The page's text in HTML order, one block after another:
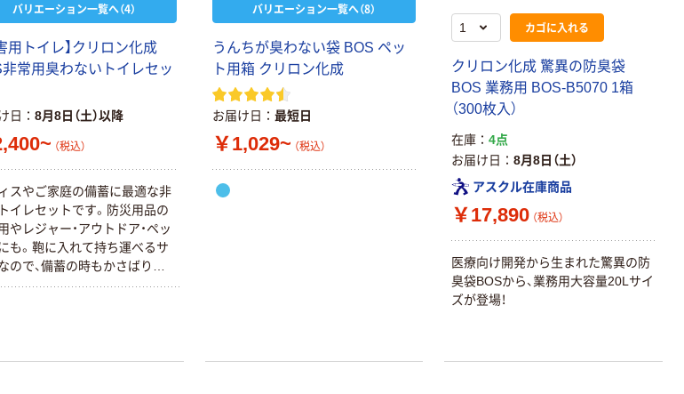
バリエーション一覧へ（4）
用トイレ】クリロン化成
非常用臭わないトイレセッ
日 8月8日（土）以降
（税込）
スやご家庭の備蓄に最適な非
イレセットです。防災用品の
やレジャー・アウトドア・ペッ
も。鞄に入れて持ち運べるサ
ので、備蓄の時もかさばりま
バリエーション一覧へ（8）
うんちが臭わない袋 BOS ペッ
ト用箱 クリロン化成
お届け日 最短日
￥1,029~ （税込）
カゴに入れる
クリロン化成 驚異の防臭袋
BOS 業務用 BOS-B5070 1箱
（300枚入）
在庫
4点
お届け日
8月8日（土）
アスクル在庫商品
￥17,890 （税込）
医療向け開発から生まれた驚異の防
臭袋BOSから、業務用大容量20Lサイ
ズが登場！
銘水 ナチュ
ー 500ml
プシール
2Lラベル
10本
ルクタイプ
薬部外品
（税込）
リー 天然
ネラルウォ
（税込）
ペーパータオル
再生紙 200枚
FSC認証紙 アス
クルオリジナル
￥143~ （税込）
ティッシュペー
パー ボックス
モカ 200組 5個
アスクル オリジ
ナルティッシュ
PEFC認証
￥428~
オリジナル
【アスクル限定】
ー 粉なし（パ
【ガムテープ】ア
カラ 厚さ
アスクル プラス
チックグローブ
ーフリー）
￥398~ （税込）
ーホルダー A4
スタンダード
￥126~
本気プライス
ティッシュペー
コンパクト ビ